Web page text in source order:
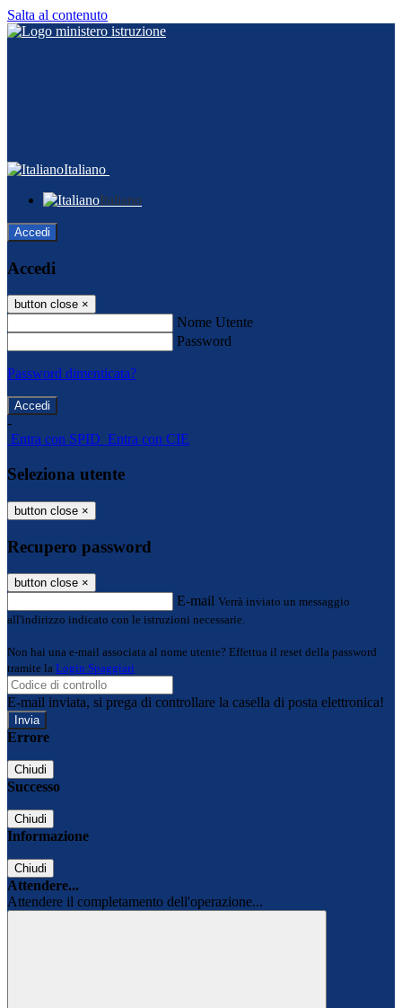
Salta al contenuto
Italiano
Italiano
Accedi
Accedi
button close ×
Nome Utente
Password
Password dimenticata?
-
Entra con SPID Entra con CIE
Seleziona utente
button close ×
Recupero password
button close ×
E-mail Verrà inviato un messaggio
all'indirizzo indicato con le istruzioni necessarie.
Non hai una e-mail associata al nome utente? Effettua il reset della password
tramite la Login Spaggiari
E-mail inviata, si prega di controllare la casella di posta elettronica!
Errore
Chiudi
Successo
Chiudi
Informazione
Chiudi
Attendere...
Attendere il completamento dell'operazione...